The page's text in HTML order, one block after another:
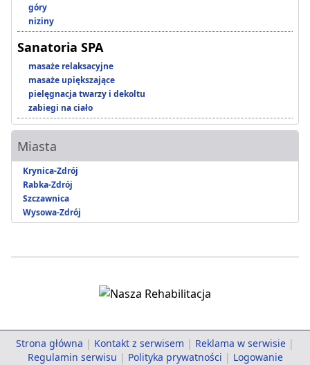
góry
niziny
Sanatoria SPA
masaże relaksacyjne
masaże upiększające
pielęgnacja twarzy i dekoltu
zabiegi na ciało
Miasta
Krynica-Zdrój
Rabka-Zdrój
Szczawnica
Wysowa-Zdrój
Strona główna | Kontakt z serwisem | Reklama w serwisie |
Regulamin serwisu | Polityka prywatności | Logowanie